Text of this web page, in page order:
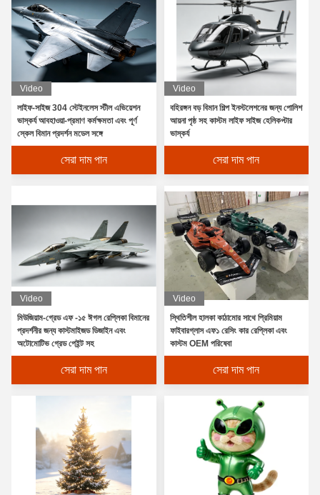
Video
লাইফ-সাইজ 304 স্টেইনলেস স্টীল এভিয়েশন
ভাস্কর্য আবহাওয়া-প্রমাণ কর্মক্ষমতা এবং পূর্ণ
স্কেল বিমান প্রদর্শন মডেল সঙ্গে
সেরা দাম পান
Video
বহিরঙ্গন বড় বিমান শিল্প ইনস্টলেশনের জন্য পোলিশ
আয়না পৃষ্ঠ সহ কাস্টম লাইফ সাইজ হেলিকপ্টার
ভাস্কর্য
সেরা দাম পান
Video
মিউজিয়াম-গ্রেড এফ -১৫ ঈগল রেপ্লিকা বিমানের
প্রদর্শনীর জন্য কাস্টমাইজড ডিজাইন এবং
অটোমোটিভ গ্রেড পেইন্ট সহ
সেরা দাম পান
Video
স্থিতিশীল হালকা কাঠামোর সাথে প্রিমিয়াম
ফাইবারগ্লাস এফ১ রেসিং কার রেপ্লিকা এবং
কাস্টম OEM পরিষেবা
সেরা দাম পান
বড় আউটডোর স্পাইরাল রিং ভাস্কর্য - বাণিজ্যিক ল্যান্ডস্কেপ আলো জন্য রঙ গ্রেডিয়েন্ট
পালিশ করা আয়না পৃষ্ঠ সহ এলইডি আলোকিত স্টেইনলেস স্টিলের ড্যান্ডেলিয়ন ভাস্কর্য
বিমূর্ত ফুলের ভাস্কর্য | আধুনিক স্থাপত্য সজ্জা | স্টেইনলেস স্টিল/অ্যালুমিনিয়াম | স্থপতি